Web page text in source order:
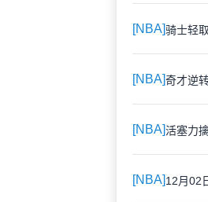
[NBA]
[NBA]
[NBA]
[NBA]